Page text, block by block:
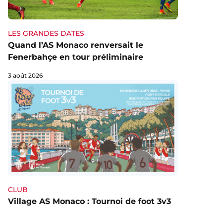
LES GRANDES DATES
Quand l’AS Monaco renversait le
Fenerbahçe en tour préliminaire
3 août 2026
CLUB
Village AS Monaco : Tournoi de foot 3v3